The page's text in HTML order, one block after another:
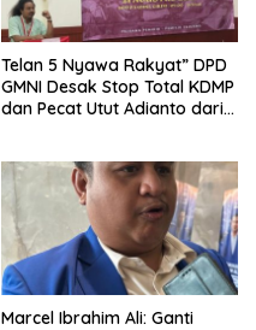
Telan 5 Nyawa Rakyat” DPD
GMNI Desak Stop Total KDMP
dan Pecat Utut Adianto dari
Marcel Ibrahim Ali: Ganti